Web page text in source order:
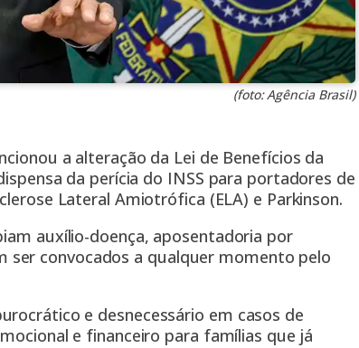
(foto: Agência Brasil)
a alteração da Lei de Benefícios da
da perícia do INSS para portadores de
Lateral Amiotrófica (ELA) e Parkinson.
auxílio-doença, aposentadoria por
ser convocados a qualquer momento pelo
e desnecessário em casos de
e financeiro para famílias que já